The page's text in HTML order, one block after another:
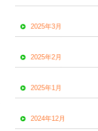
2025年3月
2025年2月
2025年1月
2024年12月